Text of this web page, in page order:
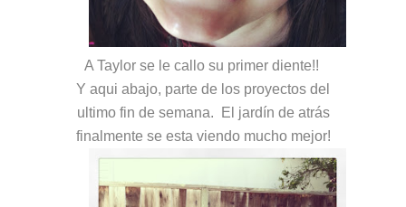
A Taylor se le callo su primer diente!!
Y aqui abajo, parte de los proyectos del
ultimo fin de semana. El jardín de atrás
finalmente se esta viendo mucho mejor!